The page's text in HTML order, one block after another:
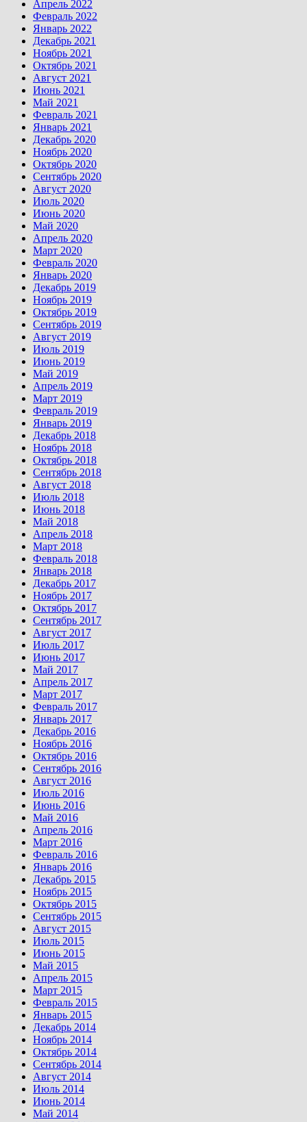
Апрель 2022
Февраль 2022
Январь 2022
Декабрь 2021
Ноябрь 2021
Октябрь 2021
Август 2021
Июнь 2021
Май 2021
Февраль 2021
Январь 2021
Декабрь 2020
Ноябрь 2020
Октябрь 2020
Сентябрь 2020
Август 2020
Июль 2020
Июнь 2020
Май 2020
Апрель 2020
Март 2020
Февраль 2020
Январь 2020
Декабрь 2019
Ноябрь 2019
Октябрь 2019
Сентябрь 2019
Август 2019
Июль 2019
Июнь 2019
Май 2019
Апрель 2019
Март 2019
Февраль 2019
Январь 2019
Декабрь 2018
Ноябрь 2018
Октябрь 2018
Сентябрь 2018
Август 2018
Июль 2018
Июнь 2018
Май 2018
Апрель 2018
Март 2018
Февраль 2018
Январь 2018
Декабрь 2017
Ноябрь 2017
Октябрь 2017
Сентябрь 2017
Август 2017
Июль 2017
Июнь 2017
Май 2017
Апрель 2017
Март 2017
Февраль 2017
Январь 2017
Декабрь 2016
Ноябрь 2016
Октябрь 2016
Сентябрь 2016
Август 2016
Июль 2016
Июнь 2016
Май 2016
Апрель 2016
Март 2016
Февраль 2016
Январь 2016
Декабрь 2015
Ноябрь 2015
Октябрь 2015
Сентябрь 2015
Август 2015
Июль 2015
Июнь 2015
Май 2015
Апрель 2015
Март 2015
Февраль 2015
Январь 2015
Декабрь 2014
Ноябрь 2014
Октябрь 2014
Сентябрь 2014
Август 2014
Июль 2014
Июнь 2014
Май 2014